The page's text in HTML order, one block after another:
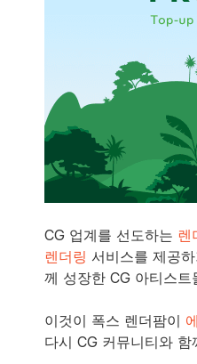
CG 업계를 선도하는 렌
렌더링 서비스를 제공
께 성장한 CG 아티스트
이것이 폭스 렌더팜이
다시 CG 커뮤니티와